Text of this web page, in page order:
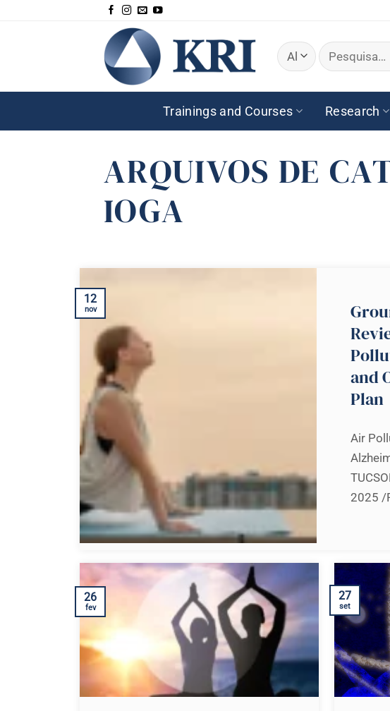
Pesquisar
por:
Trainings and Courses Research
ARQUIVOS DE
IOGA
and
Plan
Air
2025 /
12
nov
26
fev
27
set